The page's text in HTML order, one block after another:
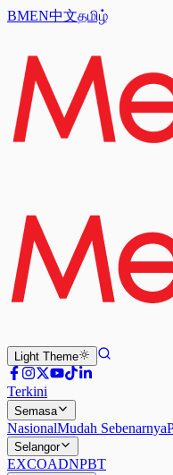
BMEN中文தமிழ்
Light Theme
Terkini
Semasa
NasionalMudah Sebenarnya
Selangor
EXCOADNPBT